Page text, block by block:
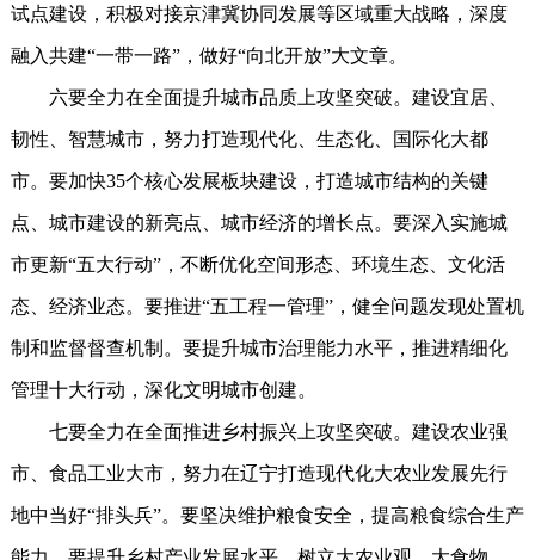
试点建设，积极对接京津冀协同发展等区域重大战略，深度
融入共建“一带一路”，做好“向北开放”大文章。
六要全力在全面提升城市品质上攻坚突破。建设宜居、
韧性、智慧城市，努力打造现代化、生态化、国际化大都
市。要加快35个核心发展板块建设，打造城市结构的关键
点、城市建设的新亮点、城市经济的增长点。要深入实施城
市更新“五大行动”，不断优化空间形态、环境生态、文化活
态、经济业态。要推进“五工程一管理”，健全问题发现处置机
制和监督督查机制。要提升城市治理能力水平，推进精细化
管理十大行动，深化文明城市创建。
七要全力在全面推进乡村振兴上攻坚突破。建设农业强
市、食品工业大市，努力在辽宁打造现代化大农业发展先行
地中当好“排头兵”。要坚决维护粮食安全，提高粮食综合生产